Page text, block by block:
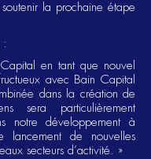
la prochaine étape
:
en tant que nouvel
avec Bain Capital
dans la création de
sera particulièrement
notre développement à
lancement de nouvelles
secteurs d’activité. »